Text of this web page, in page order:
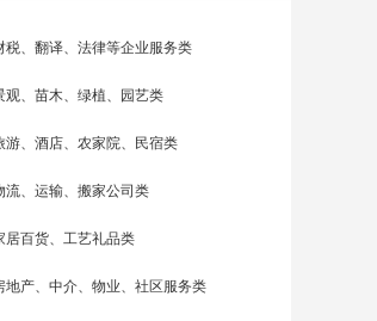
税、翻译、法律等企业服务类
观、 苗木、绿植、园艺类
游、酒店、农家院、民宿类
流、运输、搬家公司类
居百货、 工艺礼品类
地产、中介、物业、社区服务类